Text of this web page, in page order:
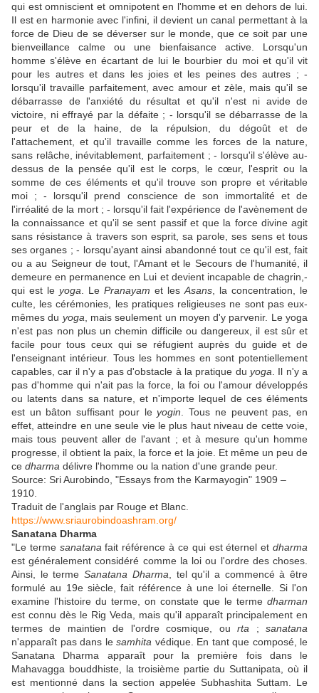
qui est omniscient et omnipotent en l'homme et en dehors de lui.
Il est en harmonie avec l'infini, il devient un canal permettant à la
force de Dieu de se déverser sur le monde, que ce soit par une
bienveillance calme ou une bienfaisance active. Lorsqu'un
homme s'élève en écartant de lui le bourbier du moi et qu'il vit
pour les autres et dans les joies et les peines des autres ; -
lorsqu'il travaille parfaitement, avec amour et zèle, mais qu'il se
débarrasse de l'anxiété du résultat et qu'il n'est ni avide de
victoire, ni effrayé par la défaite ; - lorsqu'il se débarrasse de la
peur et de la haine, de la répulsion, du dégoût et de
l'attachement, et qu'il travaille comme les forces de la nature,
sans relâche, inévitablement, parfaitement ; - lorsqu'il s'élève au-
dessus de la pensée qu'il est le corps, le cœur, l'esprit ou la
somme de ces éléments et qu'il trouve son propre et véritable
moi ; - lorsqu'il prend conscience de son immortalité et de
l'irréalité de la mort ; - lorsqu'il fait l'expérience de l'avènement de
la connaissance et qu'il se sent passif et que la force divine agit
sans résistance à travers son esprit, sa parole, ses sens et tous
ses organes ; - lorsqu'ayant ainsi abandonné tout ce qu'il est, fait
ou a au Seigneur de tout, l'Amant et le Secours de l'humanité, il
demeure en permanence en Lui et devient incapable de chagrin,-
qui est le yoga . Le Pranayam et les Asans , la concentration, le
culte, les cérémonies, les pratiques religieuses ne sont pas eux-
mêmes du yoga , mais seulement un moyen d'y parvenir. Le yoga
n'est pas non plus un chemin difficile ou dangereux, il est sûr et
facile pour tous ceux qui se réfugient auprès du guide et de
l'enseignant intérieur. Tous les hommes en sont potentiellement
capables, car il n'y a pas d'obstacle à la pratique du yoga . Il n'y a
pas d'homme qui n'ait pas la force, la foi ou l'amour développés
ou latents dans sa nature, et n'importe lequel de ces éléments
est un bâton suffisant pour leyogin . Tous ne peuvent pas, en
effet, atteindre en une seule vie le plus haut niveau de cette voie,
mais tous peuvent aller de l'avant ; et à mesure qu'un homme
progresse, il obtient la paix, la force et la joie. Et même un peu de
ce dharma délivre l'homme ou la nation d'une grande peur.
Source: Sri Aurobindo, "Essays from the Karmayogin" 1909 –
1910.
Traduit de l'anglais par Rouge et Blanc.
https://www.sriaurobindoashram.org/
Sanatana Dharma
"Le terme sanatana fait référence à ce qui est éternel etdharma
est généralement considéré comme la loi ou l'ordre des choses.
Ainsi, le termeSanatana Dharma , tel qu'il a commencé à être
formulé au 19e siècle, fait référence à une loi éternelle. Si l'on
examine l'histoire du terme, on constate que le terme dharman
est connu dès le Rig Veda, mais qu'il apparaît principalement en
termes de maintien de l'ordre cosmique, ourta ;sanatana
n'apparaît pas dans le samhita védique. En tant que composé, le
Sanatana Dharma apparaît pour la première fois dans le
Mahavagga bouddhiste, la troisième partie du Suttanipata, où il
est mentionné dans la section appelée Subhashita Suttam. Le